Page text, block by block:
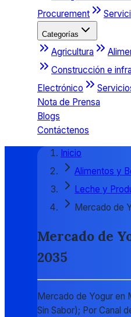
Procurement
Categorías
Agricultura
Construcción e
Electrónico
Nota de Prensa
Blogs
Contáctenos
Inicio
Alimentos y
Leche y
Mercado de
Mercado de
2035
Mercado de Yogur en
Sin Sabor); Por Canal